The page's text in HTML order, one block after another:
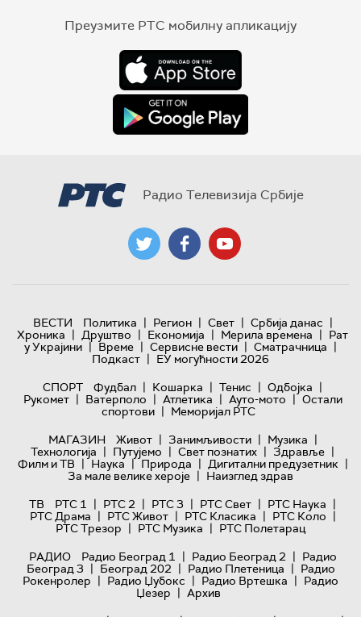
Преузмите РТС мобилну апликацију
Радио Телевизија Србије
ВЕСТИ Политика | Регион | Свет | Србија данас |
Хроника | Друштво | Економија | Мерила времена | Рат
у Украјини | Време | Сервисне вести | Сматрачница |
Подкаст | ЕУ могућности 2026
СПОРТ
Фудбал | Кошарка | Тенис | Одбојка |
Рукомет | Ватерполо | Атлетика | Ауто-мото | Остали
спортови | Меморијал РТС
МАГАЗИН
Живот | Занимљивости | Музика |
Технологијa | Путујемо | Свет познатих | Здравље |
Филм и ТВ | Наука | Природа | Дигитални предузетник |
За мале велике хероје | Наизглед здрав
ТВ
РТС 1 | РТС 2 | РТС 3 | РТС Свет | РТС Наука |
РТС Драма | РТС Живот | РТС Класика | РТС Коло |
РТС Трезор | РТС Музика | РТС Полетарац
РАДИО
Радио Београд 1 | Радио Београд 2 | Радио
Београд 3 | Београд 202 | Радио Плетеница | Радио
Рокенролер | Радио Џубокс | Радио Вртешка | Радио
Џезер | Архив